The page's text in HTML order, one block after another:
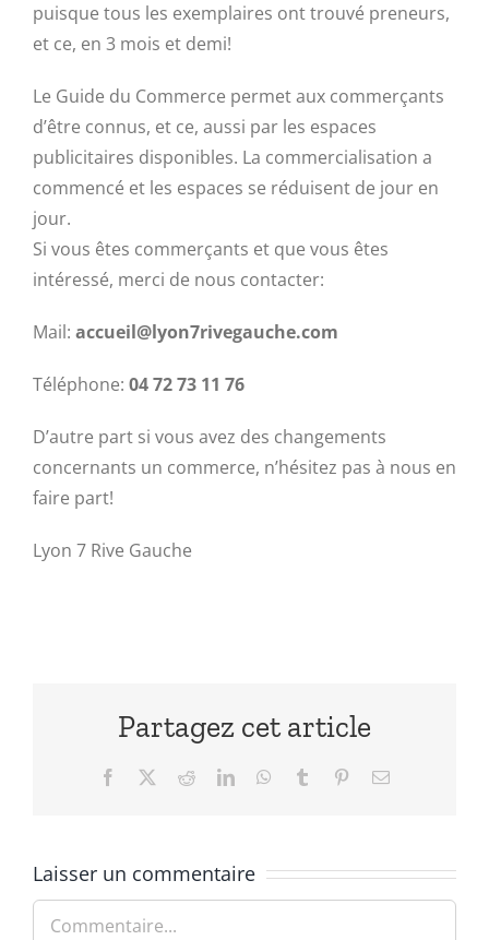
puisque tous les exemplaires ont trouvé preneurs,
et ce, en 3 mois et demi!
Le Guide du Commerce permet aux commerçants
d’être connus, et ce, aussi par les espaces
publicitaires disponibles. La commercialisation a
commencé et les espaces se réduisent de jour en
jour.
Si vous êtes commerçants et que vous êtes
intéressé, merci de nous contacter:
Mail: accueil@lyon7rivegauche.com
Téléphone: 04 72 73 11 76
D’autre part si vous avez des changements
concernants un commerce, n’hésitez pas à nous en
faire part!
Lyon 7 Rive Gauche
Partagez cet article
Facebook RedditLinkedInWhatsApp
Tumblr PinterestEmail
Laisser un commentaire
Commentaire